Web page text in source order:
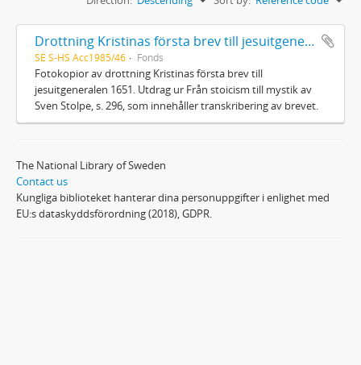
Drottning Kristinas första brev till jesuitgeneralen 1651
SE S-HS Acc1985/46 Fonds
Fotokopior av drottning Kristinas första brev till
jesuitgeneralen 1651. Utdrag ur Från stoicism till mystik av
Sven Stolpe, s. 296, som innehåller transkribering av brevet.
The National Library of Sweden
Contact us
Kungliga biblioteket hanterar dina personuppgifter i enlighet med
EU:s dataskyddsförordning (2018), GDPR.